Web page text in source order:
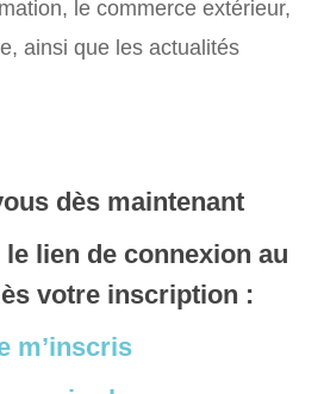
le commerce extérieur,
ainsi que les actualités
dès maintenant
lien de connexion au
votre inscription :
m’inscris